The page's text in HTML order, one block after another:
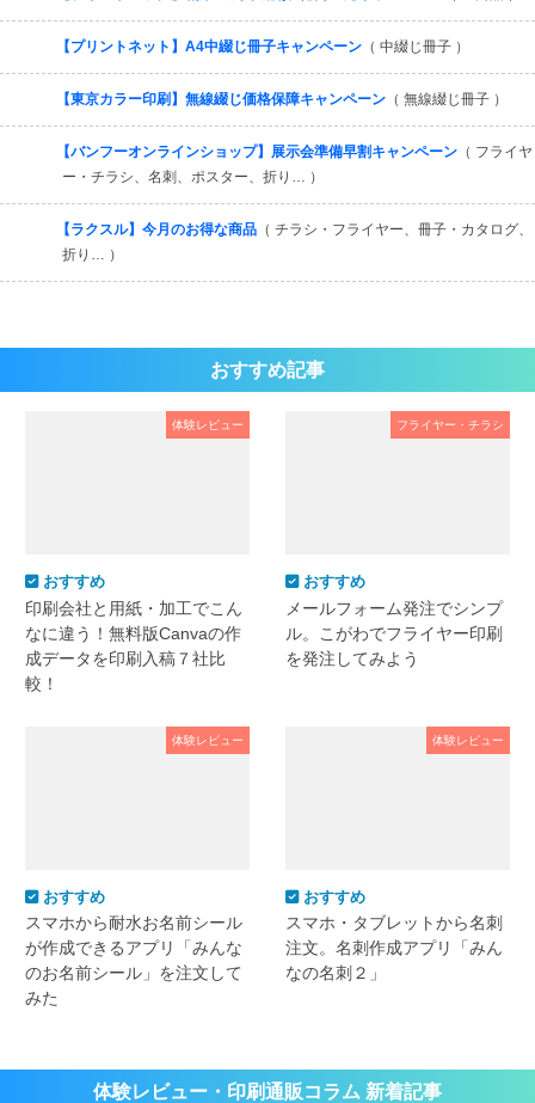
【プリントネット】A4中綴じ冊子キャンペーン （ 中綴じ冊子 ）
【東京カラー印刷】無線綴じ価格保障キャンペーン （ 無線綴じ冊子 ）
【バンフーオンラインショップ】展示会準備早割キャンペーン （ フライヤ
ー・チラシ、名刺、ポスター、折り… ）
【ラクスル】今月のお得な商品 （ チラシ・フライヤー、冊子・カタログ、
折り… ）
おすすめ記事
体験レビュー
おすすめ
印刷会社と用紙・加工でこん
なに違う！無料版Canvaの作
成データを印刷入稿７社比
較！
フライヤー・チラシ
おすすめ
メールフォーム発注でシンプ
ル。こがわでフライヤー印刷
を発注してみよう
体験レビュー
おすすめ
スマホから耐水お名前シール
が作成できるアプリ「みんな
のお名前シール」を注文して
みた
体験レビュー
おすすめ
スマホ・タブレットから名刺
注文。名刺作成アプリ「みん
なの名刺２」
体験レビュー・印刷通販コラム 新着記事